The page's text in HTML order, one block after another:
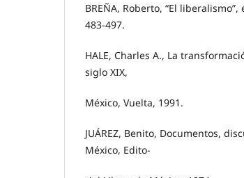
BREÑA, Roberto, “El
483-497.
HALE, Charles A., La
siglo XIX,
México, Vuelta, 1991.
JUÁREZ, Benito, Documentos,
México, Edito-